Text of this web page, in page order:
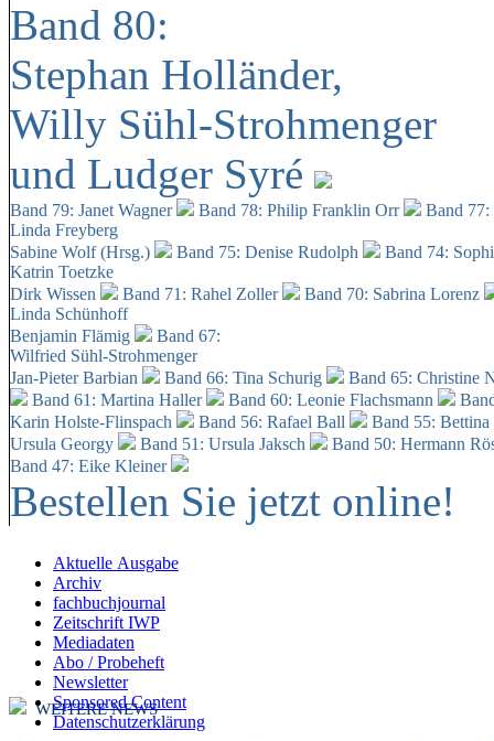
Band 80:
Stephan Holländer,
Willy Sühl-Strohmenger
und Ludger Syré
Band 79: Janet Wagner Band 78: Philip Franklin Orr
Band
Linda Freyberg
Sabine Wolf (Hrsg.)
Band 75: Denise Rudolph
Band 74:
Katrin Toetzke
Dirk Wissen
Band 71: Rahel Zoller
Band 70: Sabrina Lorenz
Linda Schünhoff
Benjamin Flämig
Band 67:
Wilfried Sühl-Strohmenger
Jan-Pieter Barbian
Band 66: Tina Schurig
Band 65: Christine
Band 61: Martina Haller
Band 60: Leonie Flachsmann
Karin Holste-Flinspach
Band 56: Rafael Ball
Band 55:
Ursula Georgy
Band 51: Ursula Jaksch Band 50: Hermann
Band 47: Eike Kleiner
Bestellen Sie jetzt online!
Aktuelle Ausgabe
Archiv
fachbuchjournal
Zeitschrift IWP
Mediadaten
Abo / Probeheft
Newsletter
Sponsored Content
Datenschutzerklärung
WEITERE NEWS